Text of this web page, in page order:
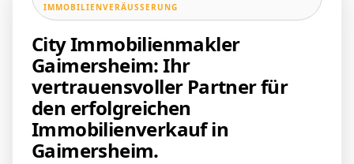
IMMOBILIENVERÄUSSERUNG
City Immobilienmakler
Gaimersheim: Ihr
vertrauensvoller Partner für
den erfolgreichen
Immobilienverkauf in
Gaimersheim.